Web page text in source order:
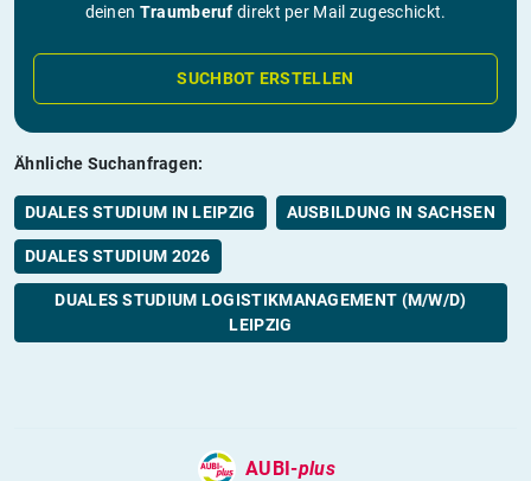
deinen Traumberuf direkt per Mail zugeschickt.
SUCHBOT ERSTELLEN
Ähnliche Suchanfragen:
DUALES STUDIUM IN LEIPZIG AUSBILDUNG IN SACHSEN
DUALES STUDIUM 2026
DUALES STUDIUM LOGISTIKMANAGEMENT (M/W/D)
LEIPZIG
AUBI-plus